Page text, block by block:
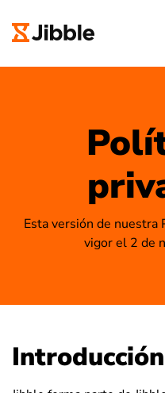
Esta versión de nuestra
vigor el 2 de